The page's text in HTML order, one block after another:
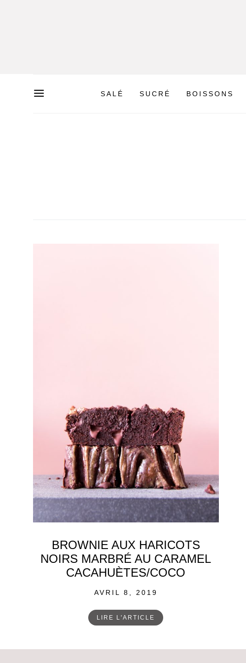
SALÉ SUCRÉ BOISSONS
BROWNIE AUX HARICOTS
NOIRS MARBRÉ AU CARAMEL
CACAHUÈTES/COCO
POSTED
AVRIL 8, 2019
LIRE L'ARTICLE